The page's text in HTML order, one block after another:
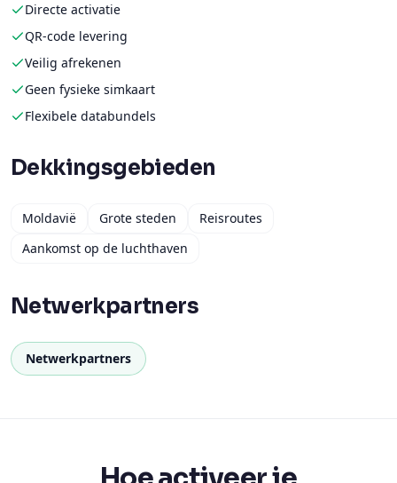
Directe activatie
QR-code levering
Veilig afrekenen
Geen fysieke simkaart
Flexibele databundels
Dekkingsgebieden
Moldavië Grote steden
Reisroutes
Aankomst op de luchthaven
Netwerkpartners
Netwerkpartners